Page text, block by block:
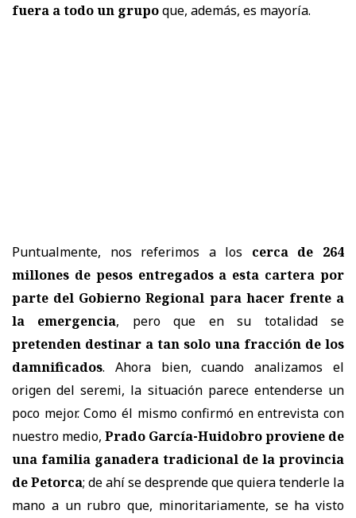
fuera a todo un grupoque, además, es mayoría.
Puntualmente, nos referimos a los cerca de 264
millones de pesos entregados a esta cartera por
parte del Gobierno Regional para hacer frente a
la emergencia, pero que en su totalidad se
pretenden destinar a tan solo una fracción de los
damnificados. Ahora bien, cuando analizamos el
origen del seremi, la situación parece entenderse un
poco mejor. Como él mismo confirmó en entrevista con
nuestro medio, Prado García-Huidobro proviene de
una familia ganadera tradicional de la provincia
de Petorca; de ahí se desprende que quiera tenderle la
mano a un rubro que, minoritariamente, se ha visto